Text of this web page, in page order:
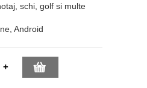
schi, golf si multe
Android
+